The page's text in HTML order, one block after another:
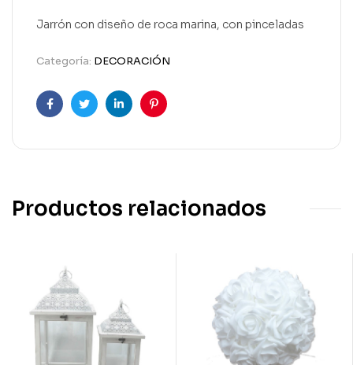
Jarrón con diseño de roca marina, con pinceladas
Categoría: DECORACIÓN
FacebookTwitterLinkedinPinterest
Productos relacionados